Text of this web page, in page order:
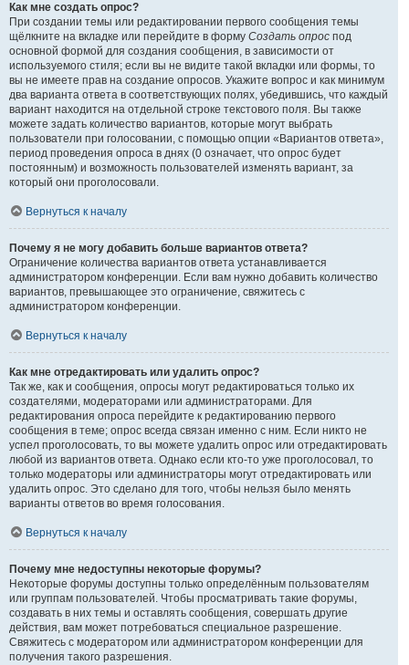
Как мне создать опрос?
При создании темы или редактировании первого сообщения темы
щёлкните на вкладке или перейдите в форму Создать опрос под
основной формой для создания сообщения, в зависимости от
используемого стиля; если вы не видите такой вкладки или формы, то
вы не имеете прав на создание опросов. Укажите вопрос и как минимум
два варианта ответа в соответствующих полях, убедившись, что каждый
вариант находится на отдельной строке текстового поля. Вы также
можете задать количество вариантов, которые могут выбрать
пользователи при голосовании, с помощью опции «Вариантов ответа»,
период проведения опроса в днях (0 означает, что опрос будет
постоянным) и возможность пользователей изменять вариант, за
который они проголосовали.
Вернуться к началу
Почему я не могу добавить больше вариантов ответа?
Ограничение количества вариантов ответа устанавливается
администратором конференции. Если вам нужно добавить количество
вариантов, превышающее это ограничение, свяжитесь с
администратором конференции.
Вернуться к началу
Как мне отредактировать или удалить опрос?
Так же, как и сообщения, опросы могут редактироваться только их
создателями, модераторами или администраторами. Для
редактирования опроса перейдите к редактированию первого
сообщения в теме; опрос всегда связан именно с ним. Если никто не
успел проголосовать, то вы можете удалить опрос или отредактировать
любой из вариантов ответа. Однако если кто-то уже проголосовал, то
только модераторы или администраторы могут отредактировать или
удалить опрос. Это сделано для того, чтобы нельзя было менять
варианты ответов во время голосования.
Вернуться к началу
Почему мне недоступны некоторые форумы?
Некоторые форумы доступны только определённым пользователям
или группам пользователей. Чтобы просматривать такие форумы,
создавать в них темы и оставлять сообщения, совершать другие
действия, вам может потребоваться специальное разрешение.
Свяжитесь с модератором или администратором конференции для
получения такого разрешения.